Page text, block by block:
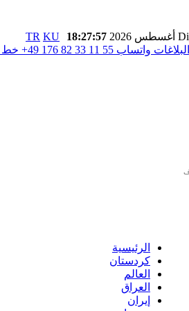
18:27:58
TR KU
واتساب +49 176 82 33 11 55 خط
الرئيسية
كردستان
العالم
العراق
إيران